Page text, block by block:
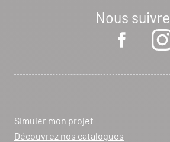
Nous suivre
Simuler mon projet
Découvrez nos catalogues